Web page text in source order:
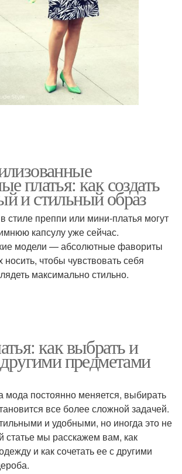
платья: как создать
и стильный образ
стиле преппи или мини-платья могут
капсулу уже сейчас.
модели — абсолютные фавориты
чтобы чувствовать себя
максимально стильно.
как выбрать и
другими предметами
мода постоянно меняется, выбирать
все более сложной задачей.
и удобными, но иногда это не
статье мы расскажем вам, как
и как сочетать ее с другими